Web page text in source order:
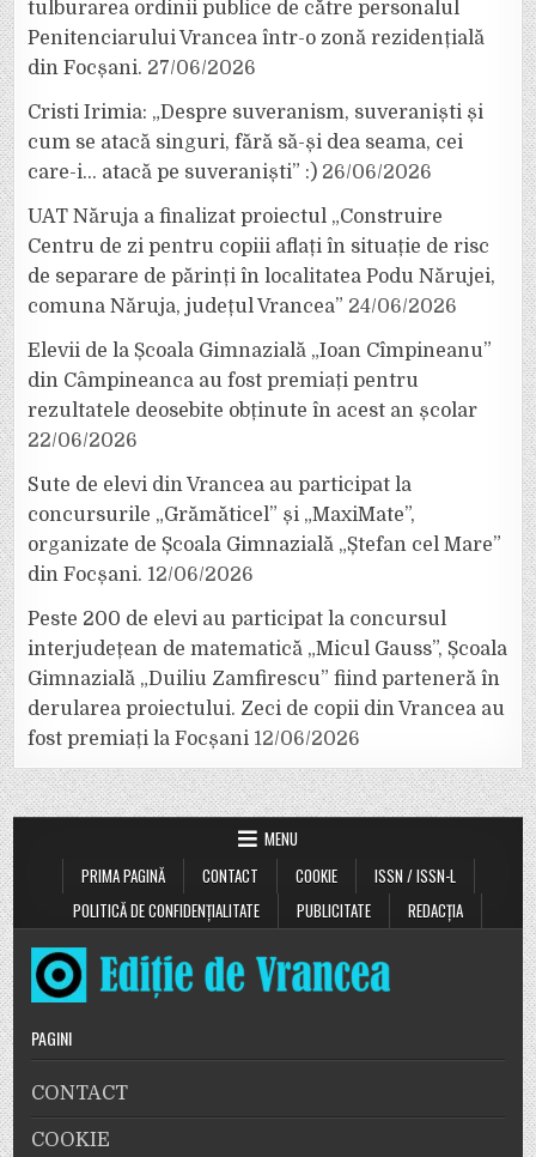
tulburarea ordinii publice de către personalul
Penitenciarului Vrancea într-o zonă rezidențială
din Focșani. 27/06/2026
Cristi Irimia: „Despre suveranism, suveraniști și
cum se atacă singuri, fără să-și dea seama, cei
care-i… atacă pe suveraniști” :) 26/06/2026
UAT Năruja a finalizat proiectul „Construire
Centru de zi pentru copiii aflați în situație de risc
de separare de părinți în localitatea Podu Nărujei,
comuna Năruja, județul Vrancea” 24/06/2026
Elevii de la Școala Gimnazială „Ioan Cîmpineanu”
din Câmpineanca au fost premiați pentru
rezultatele deosebite obținute în acest an școlar
22/06/2026
Sute de elevi din Vrancea au participat la
concursurile „Grămăticel” și „MaxiMate”,
organizate de Școala Gimnazială „Ștefan cel Mare”
din Focșani. 12/06/2026
Peste 200 de elevi au participat la concursul
interjudețean de matematică „Micul Gauss”, Școala
Gimnazială „Duiliu Zamfirescu” fiind parteneră în
derularea proiectului. Zeci de copii din Vrancea au
fost premiați la Focșani 12/06/2026
MENU
PRIMA PAGINĂ
CONTACT COOKIE
ISSN / ISSN-L
POLITICĂ DE CONFIDENȚIALITATE
PUBLICITATE REDACȚIA
PAGINI
CONTACT
COOKIE